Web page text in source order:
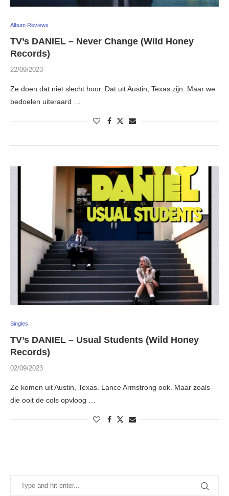
Album Reviews
TV’s DANIEL – Never Change (Wild Honey
Records)
22/09/2023
Ze doen dat niet slecht hoor. Dat uit Austin, Texas zijn. Maar we
bedoelen uiteraard …
Singles
TV’s DANIEL – Usual Students (Wild Honey
Records)
02/09/2023
Ze komen uit Austin, Texas. Lance Armstrong ook. Maar zoals
die ooit de cols opvloog …